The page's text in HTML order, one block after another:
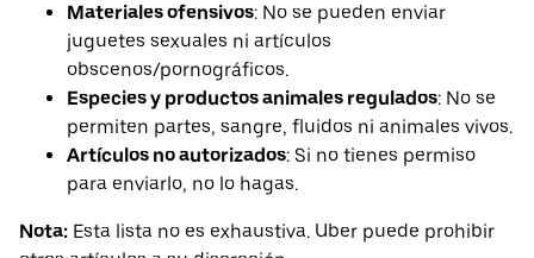
Materiales ofensivos: No se pueden enviar
juguetes sexuales ni artículos
obscenos/pornográficos.
Especies y productos animales regulados: No se
permiten partes, sangre, fluidos ni animales vivos.
Artículos no autorizados: Si no tienes permiso
para enviarlo, no lo hagas.
Nota: Esta lista no es exhaustiva. Uber puede prohibir